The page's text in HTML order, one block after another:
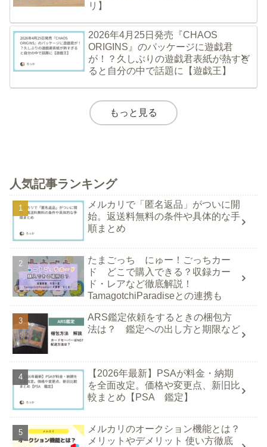
リ】
2026年4月25日発売『CHAOS
ORIGINS』のパッケージに遊戯君
が！？久しぶりの遊戯君表紙が熱すぎ
ると自分の中で話題に【遊戯王】
もっと見る
人気記事ランキング
メルカリで「匿名返品」がついに開
始。返送料無料の条件や具体的な手
順まとめ
たまごっち にゅー！ごっちカー
ド どこで購入できる？収録カー
ド・レアなど徹底解説！
TamagotchiParadiseとの連携も
ARS鑑定依頼をするときの梱包方
法は？ 鑑定への出し方と期限など
【2026年最新】PSAが料金・納期
を全面改定。価格や変更点、新旧比
較まとめ【PSA 鑑定】
メルカリのオークション機能とは？
メリットやデメリット 使い方徹底